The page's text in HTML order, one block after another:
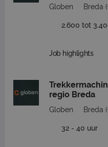
Globen Breda
2.600 tot
Job highlights
regio Breda
Globen Breda
32 - 40 uur